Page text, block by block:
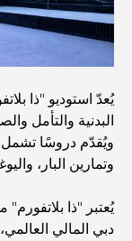
اكتشف جزيرة
أفضل 7 مطاعم في خور دبي لتناول الطعام فيها
أفضل المدارس
يُعدّ استوديو "ذا
البدنية والتأمل
ويُقدّم دروسًا تشمل
وتمارين البار،
يُعتبر "ذا
دبي المالي